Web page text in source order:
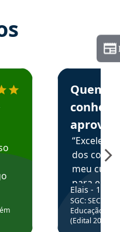
Concursos em
Estudante
Quem
aprova
dos
meu
para
colocar
através
de
Elais - 15/
SGC: SEC BA
Educação
(Edital